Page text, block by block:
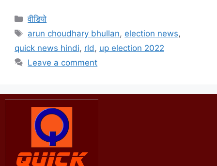
वीडियो
arun choudhary bhullan, election news,
quick news hindi, rld , up election 2022
Leave a comment